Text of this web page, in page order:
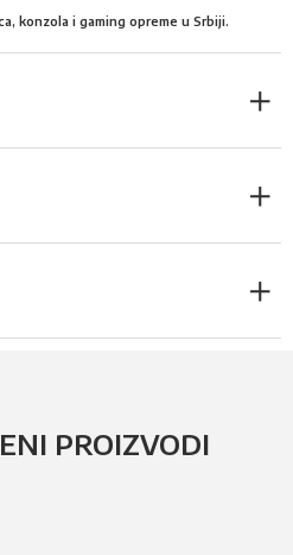
konzola i gaming opreme u Srbiji.
PROIZVODI